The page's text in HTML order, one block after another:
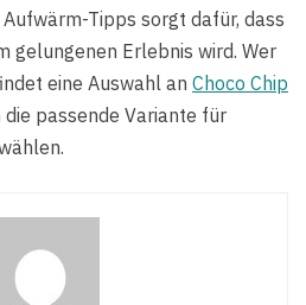
Tipps sorgt dafür, dass
gelungenen Erlebnis wird. Wer
eine Auswahl an Choco Chip
passende Variante für